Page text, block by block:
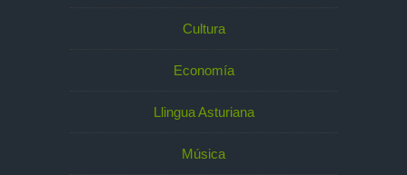
Cultura
Economía
Llingua Asturiana
Música